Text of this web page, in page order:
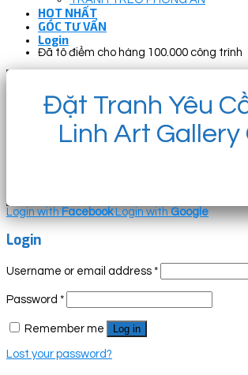
HOT NHẤT
GÓC TƯ VẤN
Login
Đã tô điểm cho hàng 100.000 công trình
Đặt Tranh Yêu
Linh Art Gallery
Login withFacebook Login withGoogle
Login
Username or email address *
Password *
Remember me Log in
Lost your password?